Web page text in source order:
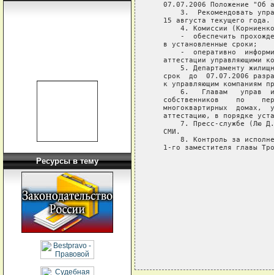
Ресурсы в тему
07.07.2006 Положение "Об
3.  Рекомендовать
   15 августа текущего года.
4. Комиссии
-  обеспечить
   в установленные сроки;
-  оперативно
аттестации управляющими
5. Департаменту
срок  до  07.07.2006
к управляющим компаниям
6.   Главам   управ
собственников    по
многоквартирных  домах,
аттестацию, в порядке
7. Пресс-службе (Лю
   СМИ.
8. Контроль за
1-го заместителя главы